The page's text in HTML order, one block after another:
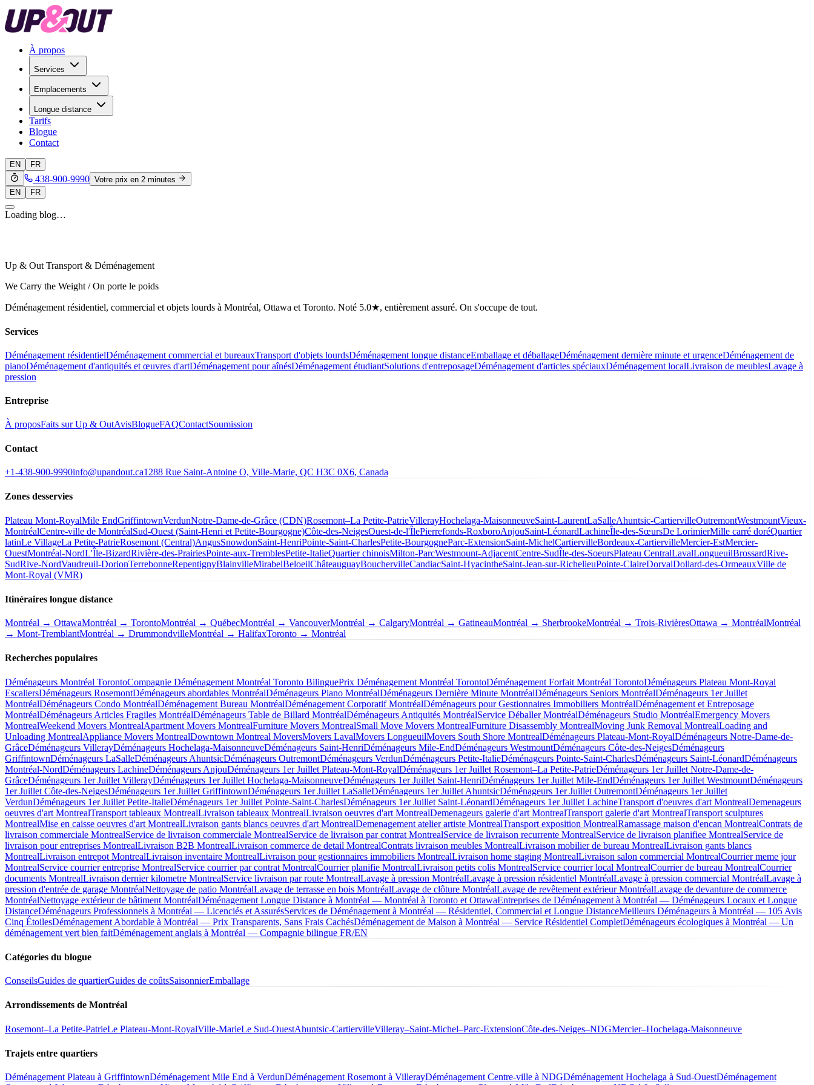
À propos
Services
Emplacements
Longue distance
Tarifs
Blogue
Contact
EN FR
438-900-9990 Votre prix en 2 minutes
EN
FR
Loading blog…
Up & Out Transport & Déménagement
We Carry the Weight / On porte le poids
Déménagement résidentiel, commercial et objets lourds à Montréal, Ottawa et Toronto. Noté 5.0★, entièrement assuré. On s'occupe de tout.
Services
Déménagement résidentielDéménagement commercial et bureauxTransport d'objets lourdsDéménagement longue distanceEmballage et déballageDéménagement dernière minute et urgenceDéménagement de
pianoDéménagement d'antiquités et œuvres d'artDéménagement pour aînésDéménagement étudiantSolutions d'entreposageDéménagement d'articles spéciauxDéménagement localLivraison de meublesLavage à
pression
Entreprise
À proposFaits sur Up & OutAvisBlogueFAQContactSoumission
Contact
+1-438-900-9990info@upandout.ca1288 Rue Saint-Antoine O, Ville-Marie, QC H3C 0X6, Canada
Zones desservies
Plateau Mont-RoyalMile EndGriffintownVerdunNotre-Dame-de-Grâce (CDN)Rosemont–La Petite-PatrieVillerayHochelaga-MaisonneuveSaint-LaurentLaSalleAhuntsic-CartiervilleOutremontWestmountVieux-
MontréalCentre-ville de MontréalSud-Ouest (Saint-Henri et Petite-Bourgogne)Côte-des-NeigesOuest-de-l'ÎlePierrefonds-RoxboroAnjouSaint-LéonardLachineÎle-des-SœursDe LorimierMille carré doréQuartier
latinLe VillageLa Petite-PatrieRosemont (Central)AngusSnowdonSaint-HenriPointe-Saint-CharlesPetite-BourgogneParc-ExtensionSaint-MichelCartiervilleBordeaux-CartiervilleMercier-EstMercier-
OuestMontréal-NordL'Île-BizardRivière-des-PrairiesPointe-aux-TremblesPetite-ItalieQuartier chinoisMilton-ParcWestmount-AdjacentCentre-SudÎle-des-SoeursPlateau CentralLavalLongueuilBrossardRive-
SudRive-NordVaudreuil-DorionTerrebonneRepentignyBlainvilleMirabelBeloeilChâteauguayBouchervilleCandiacSaint-HyacintheSaint-Jean-sur-RichelieuPointe-ClaireDorvalDollard-des-OrmeauxVille de
Mont-Royal (VMR)
Itinéraires longue distance
Montréal → OttawaMontréal → TorontoMontréal → QuébecMontréal → VancouverMontréal → CalgaryMontréal → GatineauMontréal → SherbrookeMontréal → Trois-RivièresOttawa → MontréalMontréal
→ Mont-TremblantMontréal → DrummondvilleMontréal → HalifaxToronto → Montréal
Recherches populaires
Déménageurs Montréal TorontoCompagnie Déménagement Montréal Toronto BilinguePrix Déménagement Montréal TorontoDéménagement Forfait Montréal TorontoDéménageurs Plateau Mont-Royal
EscaliersDéménageurs RosemontDéménageurs abordables MontréalDéménageurs Piano MontréalDéménageurs Dernière Minute MontréalDéménageurs Seniors MontréalDéménageurs 1er Juillet
MontréalDéménageurs Condo MontréalDéménagement Bureau MontréalDéménagement Corporatif MontréalDéménageurs pour Gestionnaires Immobiliers MontréalDéménagement et Entreposage
MontréalDéménageurs Articles Fragiles MontréalDéménageurs Table de Billard MontréalDéménageurs Antiquités MontréalService Déballer MontréalDéménageurs Studio MontréalEmergency Movers
MontrealWeekend Movers MontrealApartment Movers MontrealFurniture Movers MontrealSmall Move Movers MontrealFurniture Disassembly MontrealMoving Junk Removal MontrealLoading and
Unloading MontrealAppliance Movers MontrealDowntown Montreal MoversMovers LavalMovers LongueuilMovers South Shore MontrealDéménageurs Plateau-Mont-RoyalDéménageurs Notre-Dame-de-
GrâceDéménageurs VillerayDéménageurs Hochelaga-MaisonneuveDéménageurs Saint-HenriDéménageurs Mile-EndDéménageurs WestmountDéménageurs Côte-des-NeigesDéménageurs
GriffintownDéménageurs LaSalleDéménageurs AhuntsicDéménageurs OutremontDéménageurs VerdunDéménageurs Petite-ItalieDéménageurs Pointe-Saint-CharlesDéménageurs Saint-LéonardDéménageurs
Montréal-NordDéménageurs LachineDéménageurs AnjouDéménageurs 1er Juillet Plateau-Mont-RoyalDéménageurs 1er Juillet Rosemont–La Petite-PatrieDéménageurs 1er Juillet Notre-Dame-de-
GrâceDéménageurs 1er Juillet VillerayDéménageurs 1er Juillet Hochelaga-MaisonneuveDéménageurs 1er Juillet Saint-HenriDéménageurs 1er Juillet Mile-EndDéménageurs 1er Juillet WestmountDéménageurs
1er Juillet Côte-des-NeigesDéménageurs 1er Juillet GriffintownDéménageurs 1er Juillet LaSalleDéménageurs 1er Juillet AhuntsicDéménageurs 1er Juillet OutremontDéménageurs 1er Juillet
VerdunDéménageurs 1er Juillet Petite-ItalieDéménageurs 1er Juillet Pointe-Saint-CharlesDéménageurs 1er Juillet Saint-LéonardDéménageurs 1er Juillet LachineTransport d'oeuvres d'art MontrealDemenageurs
oeuvres d'art MontrealTransport tableaux MontrealLivraison tableaux MontrealLivraison oeuvres d'art MontrealDemenageurs galerie d'art MontrealTransport galerie d'art MontrealTransport sculptures
MontrealMise en caisse oeuvres d'art MontrealLivraison gants blancs oeuvres d'art MontrealDemenagement atelier artiste MontrealTransport exposition MontrealRamassage maison d'encan MontrealContrats de
livraison commerciale MontrealService de livraison commerciale MontrealService de livraison par contrat MontrealService de livraison recurrente MontrealService de livraison planifiee MontrealService de
livraison pour entreprises MontrealLivraison B2B MontrealLivraison commerce de detail MontrealContrats livraison meubles MontrealLivraison mobilier de bureau MontrealLivraison gants blancs
MontrealLivraison entrepot MontrealLivraison inventaire MontrealLivraison pour gestionnaires immobiliers MontrealLivraison home staging MontrealLivraison salon commercial MontrealCourrier meme jour
MontrealService courrier entreprise MontrealService courrier par contrat MontrealCourrier planifie MontrealLivraison petits colis MontrealService courrier local MontrealCourrier de bureau MontrealCourrier
documents MontrealLivraison dernier kilometre MontrealService livraison par route MontrealLavage à pression MontréalLavage à pression résidentiel MontréalLavage à pression commercial MontréalLavage à
pression d'entrée de garage MontréalNettoyage de patio MontréalLavage de terrasse en bois MontréalLavage de clôture MontréalLavage de revêtement extérieur MontréalLavage de devanture de commerce
MontréalNettoyage extérieur de bâtiment MontréalDéménagement Longue Distance à Montréal — Montréal à Toronto et OttawaEntreprises de Déménagement à Montréal — Déménageurs Locaux et Longue
DistanceDéménageurs Professionnels à Montréal — Licenciés et AssurésServices de Déménagement à Montréal — Résidentiel, Commercial et Longue DistanceMeilleurs Déménageurs à Montréal — 105 Avis
Cinq ÉtoilesDéménagement Abordable à Montréal — Prix Transparents, Sans Frais CachésDéménagement de Maison à Montréal — Service Résidentiel CompletDéménageurs écologiques à Montréal — Un
déménagement vert bien faitDéménagement anglais à Montréal — Compagnie bilingue FR/EN
Catégories du blogue
ConseilsGuides de quartierGuides de coûtsSaisonnierEmballage
Arrondissements de Montréal
Rosemont–La Petite-PatrieLe Plateau-Mont-RoyalVille-MarieLe Sud-OuestAhuntsic-CartiervilleVilleray–Saint-Michel–Parc-ExtensionCôte-des-Neiges–NDGMercier–Hochelaga-Maisonneuve
Trajets entre quartiers
Déménagement Plateau à GriffintownDéménagement Mile End à VerdunDéménagement Rosemont à VillerayDéménagement Centre-ville à NDGDéménagement Hochelaga à Sud-OuestDéménagement